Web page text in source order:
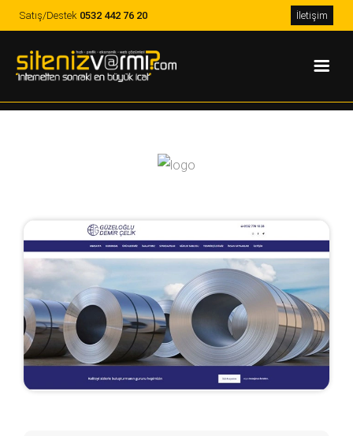
Satış/Destek 0532 442 76 20 İletişim
Web Tasarım Ajansı